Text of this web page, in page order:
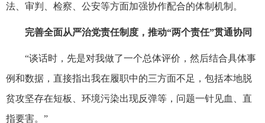
法、审判、检察、公安等方面加强协作配合的体制机制。
完善全面从严治党责任制度，推动“两个责任”贯通协同
“谈话时，先是对我做了一个总体评价，然后结合具体事
例和数据，直接指出我在履职中的三方面不足，包括本地脱
贫攻坚存在短板、环境污染出现反弹等，问题一针见血、直
指要害。”